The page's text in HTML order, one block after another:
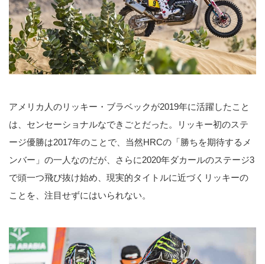
アメリカ人のリッキー・ブラベックが2019年に活躍したこと
は、センセーショナルなできごとだった。リッキー初のステ
ージ優勝は2017年のことで、当然HRCの「勝ちを期待するメ
ンバー」の一人なのだが、さらに2020年ダカールのステージ3
で頭一つ飛び抜け始め、現実的タイトルに近づくリッキーの
ことを、注目せずにはいられない。